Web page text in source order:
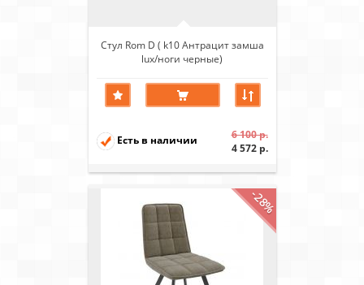
Стул Rom D ( k10 Антрацит замша
lux/ноги черные)
Есть в наличии
6 100 р.
4 572 р.
-28%